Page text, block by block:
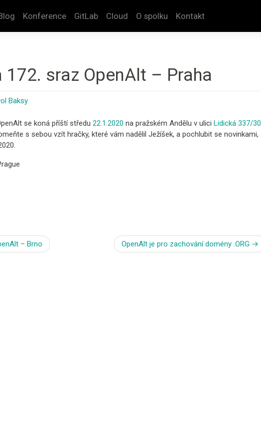
Konference GitLab Cloud O spolku Kontakt
172. sraz OpenAlt – Praha
Baksy
se koná příští středu 22.1.2020 na pražském Andělu v ulici Lidická 337/30
s sebou vzít hračky, které vám nadělil Ježíšek, a pochlubit se novinkami,
– Brno OpenAlt je pro zachování domény .ORG